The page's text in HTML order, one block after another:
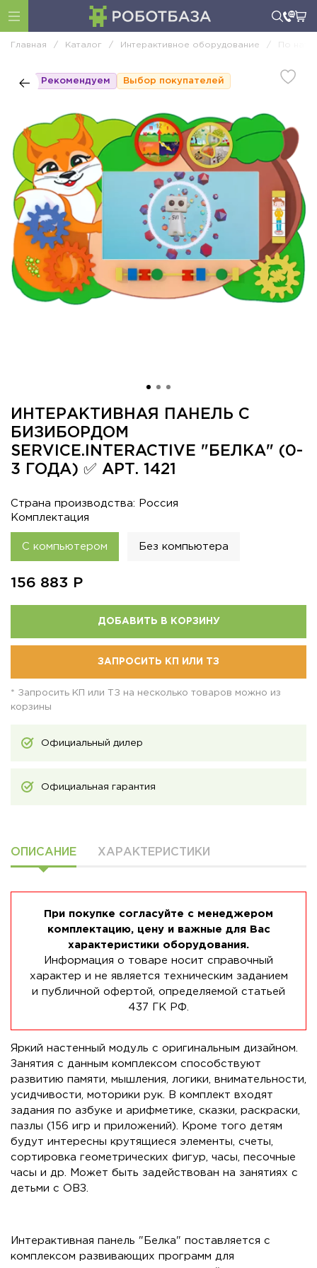
Главная / Каталог / Интерактивное оборудование / По
Рекомендуем Выбор покупателей
ИНТЕРАКТИВНАЯ ПАНЕЛЬ С
БИЗИБОРДОМ
SERVICE.INTERACTIVE "БЕЛКА" (0-
3 ГОДА) ✅ АРТ. 1421
Страна производства: Россия
Комплектация
С компьютером Без компьютера
156 883 Р
ДОБАВИТЬ В КОРЗИНУ
ЗАПРОСИТЬ КП ИЛИ ТЗ
* Запросить КП или ТЗ на несколько товаров можно из
корзины
Официальный дилер
Официальная гарантия
ОПИСАНИЕ ХАРАКТЕРИСТИКИ
При покупке согласуйте с менеджером
комплектацию, цену и важные для Вас
характеристики оборудования.
Информация о товаре носит справочный
характер и не является техническим заданием
и публичной офертой, определяемой статьей
437 ГК РФ.
Яркий настенный модуль с оригинальным дизайном.
Занятия с данным комплексом способствуют
развитию памяти, мышления, логики, внимательности,
усидчивости, моторики рук. В комплект входят
задания по азбуке и арифметике, сказки, раскраски,
пазлы (156 игр и приложений). Кроме того детям
будут интересны крутящиеся элементы, счеты,
сортировка геометрических фигур, часы, песочные
часы и др. Может быть задействован на занятиях с
детьми с ОВЗ.
Интерактивная панель "Белка" поставляется с
комплексом развивающих программ для